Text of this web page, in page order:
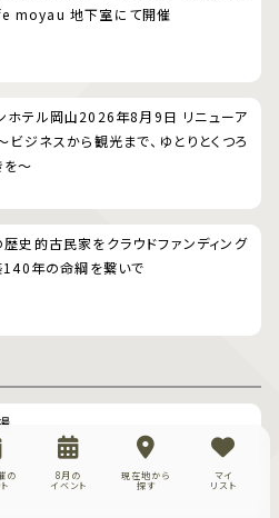
moyau 地下室にて開催
ホテル岡山2026年8月9日 リニューア
ビジネスから観光まで、ゆとりとくつろ
を〜
歴史的古民家をクラウドファンディング
140年の命綱を繋いで
の
8月の
イベント
現在地から
探す
マイ
リスト